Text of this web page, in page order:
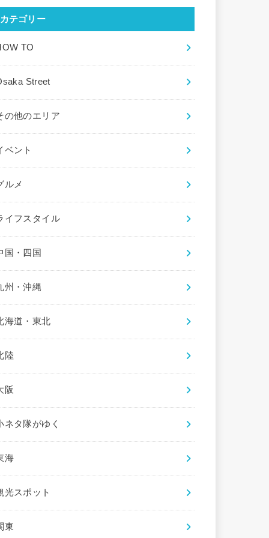
カテゴリー
TO
Street
の他のエリア
ベント
ルメ
イフスタイル
国・四国
州・沖縄
海道・東北
陸
阪
ネタ隊がゆく
海
光スポット
東